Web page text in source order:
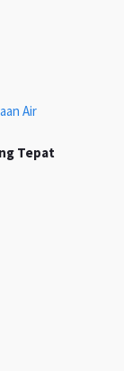
Air
Tepat